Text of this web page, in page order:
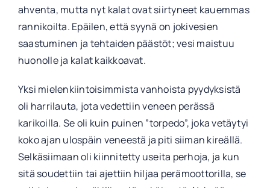
ahventa, mutta nyt kalat ovat siirtyneet kauemmas
rannikoilta. Epäilen, että syynä on jokivesien
saastuminen ja tehtaiden päästöt; vesi maistuu
huonolle ja kalat kaikkoavat.
Yksi mielenkiintoisimmista vanhoista pyydyksistä
oli harrilauta, jota vedettiin veneen perässä
karikoilla. Se oli kuin puinen ”torpedo”, joka vetäytyi
koko ajan ulospäin veneestä ja piti siiman kireällä.
Selkäsiimaan oli kiinnitetty useita perhoja, ja kun
sitä soudettiin tai ajettiin hiljaa perämoottorilla, se